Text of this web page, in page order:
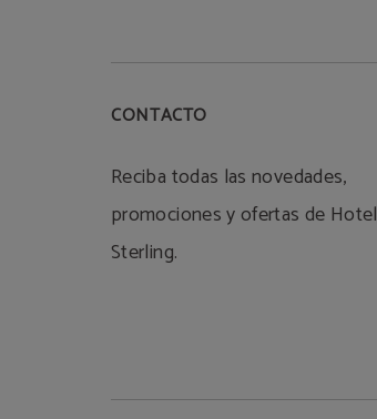
CONTACTO
Reciba todas las novedades,
promociones y ofertas de Hotel
Sterling.